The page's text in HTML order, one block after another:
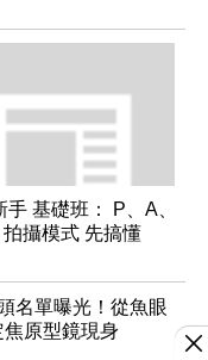
手 基礎班： P、A、
拍攝模式 先搞懂
名單曝光！從魚眼
原型鏡現身